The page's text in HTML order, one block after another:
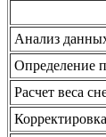
Анализ
Определение
Расчет веса